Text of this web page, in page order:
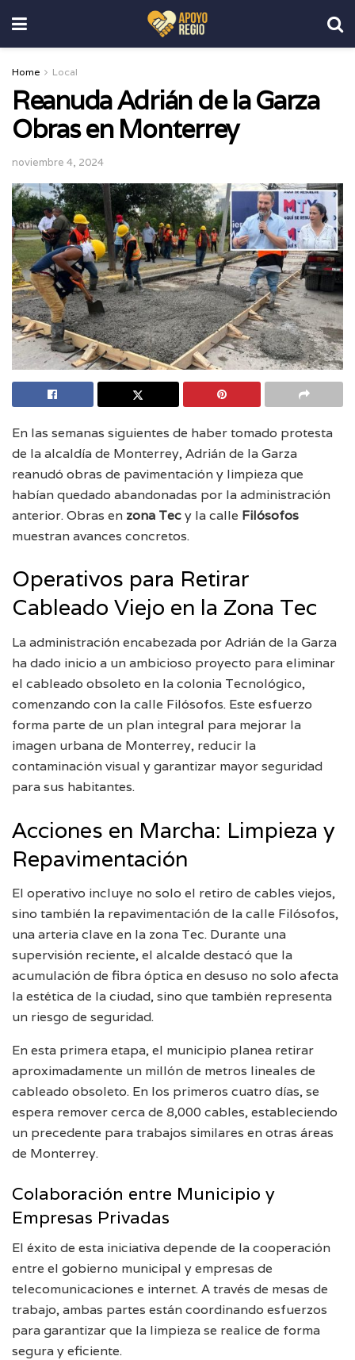
Home Local
Reanuda Adrián de la Garza
Obras en Monterrey
noviembre 4, 2024
En las semanas siguientes de haber tomado protesta
de la alcaldía de Monterrey, Adrián de la Garza
reanudó obras de pavimentación y limpieza que
habían quedado abandonadas por la administración
anterior. Obras en zona Tecy la calle Filósofos
muestran avances concretos.
Operativos para Retirar
Cableado Viejo en la Zona Tec
La administración encabezada por Adrián de la Garza
ha dado inicio a un ambicioso proyecto para eliminar
el cableado obsoleto en la colonia Tecnológico,
comenzando con la calle Filósofos. Este esfuerzo
forma parte de un plan integral para mejorar la
imagen urbana de Monterrey, reducir la
contaminación visual y garantizar mayor seguridad
para sus habitantes.
Acciones en Marcha: Limpieza y
Repavimentación
El operativo incluye no solo el retiro de cables viejos,
sino también la repavimentación de la calle Filósofos,
una arteria clave en la zona Tec. Durante una
supervisión reciente, el alcalde destacó que la
acumulación de fibra óptica en desuso no solo afecta
la estética de la ciudad, sino que también representa
un riesgo de seguridad.
En esta primera etapa, el municipio planea retirar
aproximadamente un millón de metros lineales de
cableado obsoleto. En los primeros cuatro días, se
espera remover cerca de 8,000 cables, estableciendo
un precedente para trabajos similares en otras áreas
de Monterrey.
Colaboración entre Municipio y
Empresas Privadas
El éxito de esta iniciativa depende de la cooperación
entre el gobierno municipal y empresas de
telecomunicaciones e internet. A través de mesas de
trabajo, ambas partes están coordinando esfuerzos
para garantizar que la limpieza se realice de forma
segura y eficiente.